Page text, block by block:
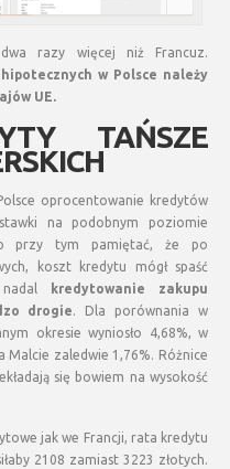
razy więcej niż Francuz.
w Polsce należy
UE.
TAŃSZE
oprocentowanie kredytów
na podobnym poziomie
przy tym pamiętać, że po
koszt kredytu mógł spaść
kredytowanie zakupu
drogie. Dla porównania w
okresie wyniosło 4,68%, w
Malcie zaledwie 1,76%. Różnice
się bowiem na wysokość
jak we Francji, rata kredytu
2108 zamiast 3223 złotych.